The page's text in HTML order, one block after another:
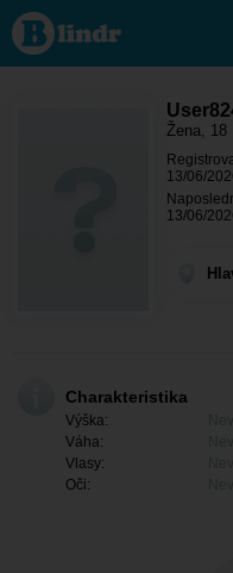
User824999314
- Ona hledá
někoho Hlavní
město Praha -
Žena, 18
13/06/
13/06/
Charakteristika
Výška:
Váha:
Vlasy:
Oči: